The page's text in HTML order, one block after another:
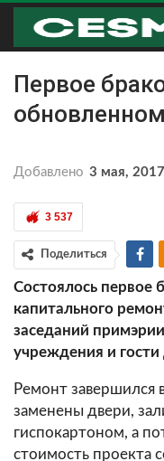
Первое
Добавлено 3 мая,
3 537
Поделиться
Состоялось первое
капитального
заседаний
учреждения и
Ремонт завершился
заменены двери,
гиспокартоном, а
стоимость проекта